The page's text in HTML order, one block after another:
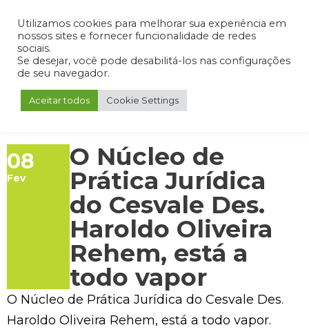
Admin Portal do Aluno Portal do Professor Portal do Coordenador
08
Fev
O Núcleo de
Prática Jurídica
do Cesvale Des.
Haroldo Oliveira
Rehem, está a
todo vapor
O Núcleo de Prática Jurídica do Cesvale Des.
Haroldo Oliveira Rehem, está a todo vapor.
Utilizamos cookies para melhorar sua experiência em
nossos sites e fornecer funcionalidade de redes
sociais.
Se desejar, você pode desabilitá-los nas configurações
de seu navegador.
Aceitar todos Cookie Settings